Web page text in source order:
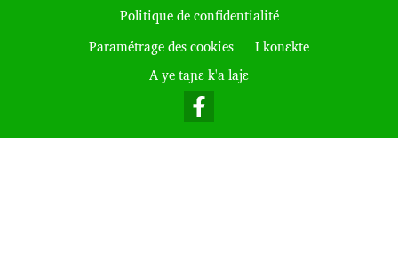
Footer
Politique de confidentialité
Paramétrage des cookies
I konɛkte
A ye taɲɛ k'a lajɛ